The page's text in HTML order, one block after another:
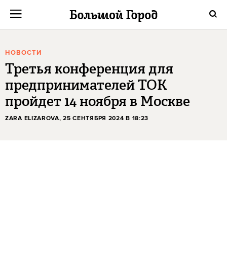
НОВОСТИ
Третья конференция для
предпринимателей ТОК
пройдет 14 ноября в Москве
ZARA ELIZAROVA, 25 СЕНТЯБРЯ 2024 В 18:23